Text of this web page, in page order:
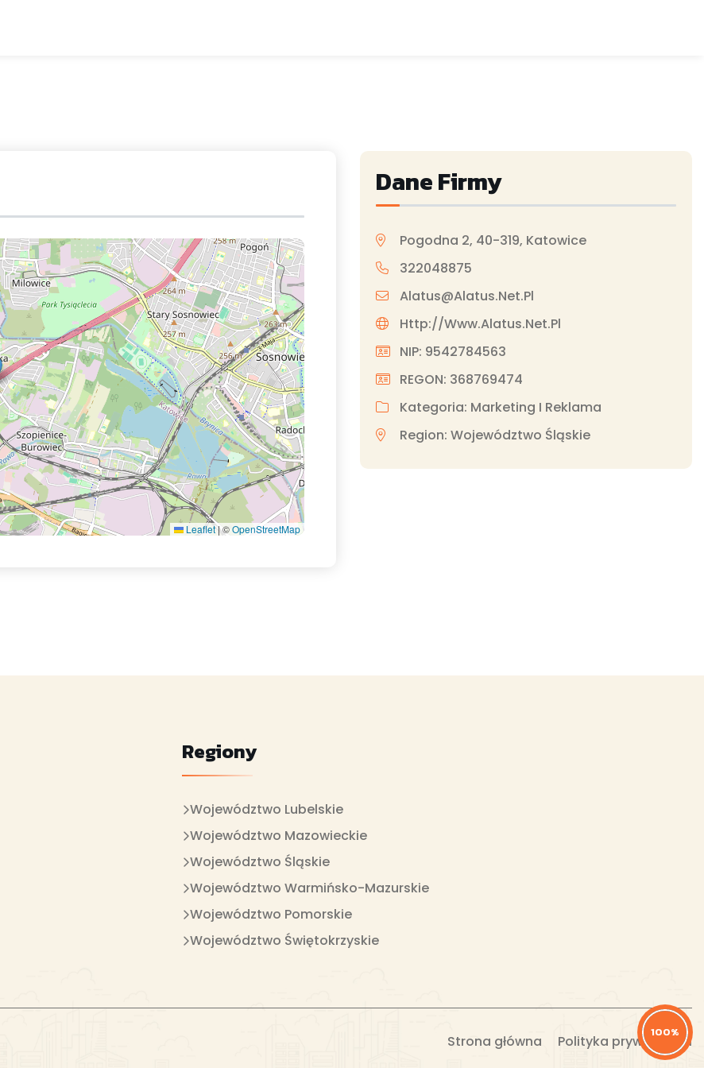
100%
Leaflet|©OpenStreetMap
Dane Firmy
Pogodna 2, 40-319, Katowice
322048875
Alatus@alatus.net.pl
Http://www.alatus.net.pl
NIP: 9542784563
REGON: 368769474
Kategoria: Marketing I Reklama
Region: Województwo Śląskie
Regiony
Województwo Lubelskie
Województwo Mazowieckie
Województwo Śląskie
Województwo Warmińsko-Mazurskie
Województwo Pomorskie
Województwo Świętokrzyskie
Strona główna Polityka prywatności